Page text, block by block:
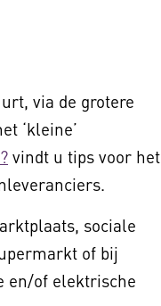
via de grotere
‘kleine’
vindt u tips voor het
sociale
of bij
en/of elektrische